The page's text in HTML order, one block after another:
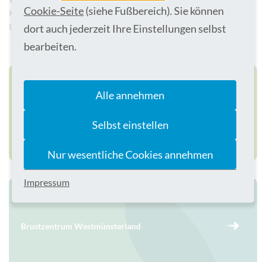
Krebs frühzeitig diagnostiziert werden und eine angemessene
Behandlung erhalten, um die besten Ergebnisse zu erzielen.
Onkologisches Zentrum Westmünsterland
Brustzentrum Westmünsterland
Cookie-Seite(siehe Fußbereich). Sie können
dort auch jederzeit Ihre Einstellungen selbst
bearbeiten.
Alle annehmen
Selbst einstellen
Nur wesentliche Cookies annehmen
Impressum